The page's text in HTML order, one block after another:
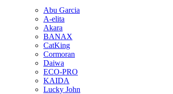
Abu Garcia
A-elita
Akara
BANAX
CatKing
Cormoran
Daiwa
ECO-PRO
KAIDA
Lucky John